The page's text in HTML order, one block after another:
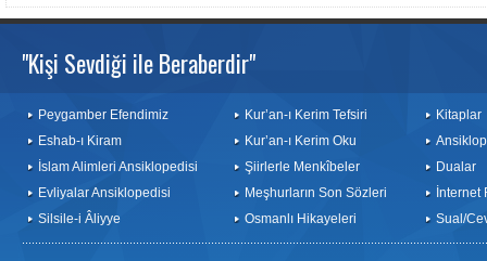
"Kişi Sevdiği ile Beraberdir"
Peygamber Efendimiz
Eshab-ı Kiram
İslam Alimleri Ansiklopedisi
Evliyalar Ansiklopedisi
Silsile-i Âliyye
Kur’an-ı Kerim Tefsiri
Kur’an-ı Kerim Oku
Şiirlerle Menkîbeler
Meşhurların Son Sözleri
Osmanlı Hikayeleri
Kitaplar
Dualar
İnternet
Sual/